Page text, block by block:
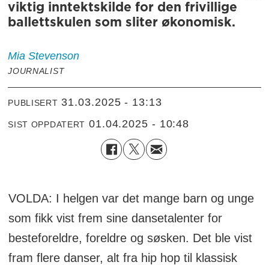
viktig inntektskilde for den frivillige
ballettskulen som sliter økonomisk.
Mia Stevenson
JOURNALIST
PUBLISERT 31.03.2025 - 13:13
SIST OPPDATERT 01.04.2025 - 10:48
VOLDA: I helgen var det mange barn og unge
som fikk vist frem sine dansetalenter for
besteforeldre, foreldre og søsken. Det ble vist
fram flere danser, alt fra hip hop til klassisk